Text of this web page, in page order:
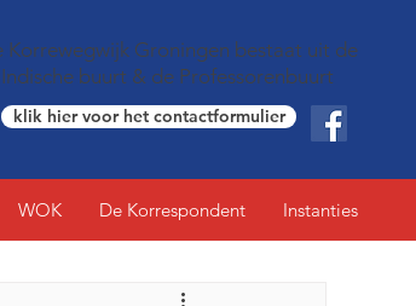
Korrewegwijk Groningen bestaat uit de
Indische buurt & de Professorenbuurt
klik hier voor het contactformulier
WOK De Korrespondent Instanties